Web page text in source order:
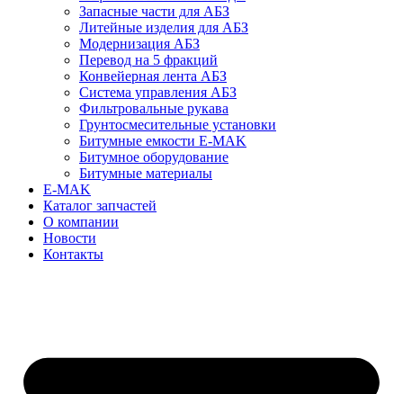
Запасные части для АБЗ
Литейные изделия для АБЗ
Модернизация АБЗ
Перевод на 5 фракций
Конвейерная лента АБЗ
Система управления АБЗ
Фильтровальные рукава
Грунтосмесительные установки
Битумные емкости E-MAK
Битумное оборудование
Битумные материалы
E-MAK
Каталог запчастей
О компании
Новости
Контакты